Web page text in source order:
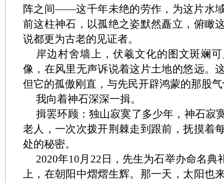
阵之间——这千年未绝的劳作，为这片水
前这柱神石，以孤绝之姿默然矗立，俯瞰
说都更为古老的见证者。
岸边村舍墙上，伏羲文化的图文斑斓
像，在风里无声诉说着这片土地的悠远。
但它的孤傲刚直，与先民开辟鸿蒙的那股
我向着神石深深一揖。
揖罢环顾：独山寂寞了多少年，神石寂
老人，一次次拨开荆棘走到跟前，抚摸着
处的秘密。
2020年10月22日，先生为石举办命名典
上，在朝阳中熠熠生辉。那一天，太阳也